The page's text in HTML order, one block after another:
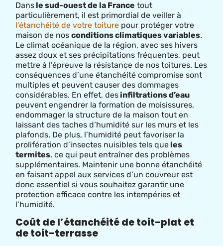
Dans le sud-ouest de la France tout
particulièrement, il est primordial de veiller à
l’étanchéité de votre toiture pour protéger votre
maison de nosconditions climatiques variables.
Le climat océanique de la région, avec ses hivers
assez doux et ses précipitations fréquentes, peut
mettre à l’épreuve la résistance de nos toitures. Les
conséquences d’une étanchéité compromise sont
multiples et peuvent causer des dommages
considérables. En effet, des infiltrations d’eau
peuvent engendrer la formation de moisissures,
endommager la structure de la maison tout en
laissant des taches d’humidité sur les murs et les
plafonds. De plus, l’humidité peut favoriser la
prolifération d’insectes nuisibles tels que les
termites, ce qui peut entraîner des problèmes
supplémentaires. Maintenir une bonne étanchéité
en faisant appel aux services d’un couvreur est
donc essentiel si vous souhaitez garantir une
protection efficace contre les intempéries et
l’humidité.
Coût de l’étanchéité de toit-plat et
de toit-terrasse